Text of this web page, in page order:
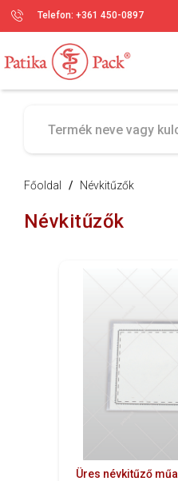
Telefon: +361 450-0897
Főoldal / Névkitűzők
Névkitűzők
Üres névkitűző